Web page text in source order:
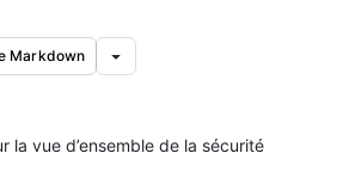
Markdown
la vue d’ensemble de la sécurité